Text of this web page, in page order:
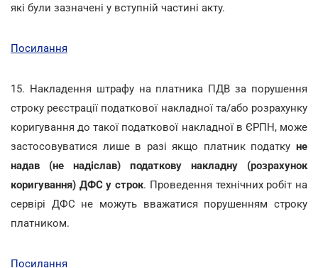
які були зазначені у вступній частині акту.
Посилання
15. Накладення штрафу на платника ПДВ за порушення
строку реєстрації податкової накладної та/або розрахунку
коригування до такої податкової накладної в ЄРПН, може
застосовуватися лише в разі якщо платник податку не
надав (не надіслав) податкову накладну (розрахунок
коригування) ДФС у строк. Проведення технічних робіт на
сервірі ДФС не можуть вважатися порушенням строку
платником.
Посилання